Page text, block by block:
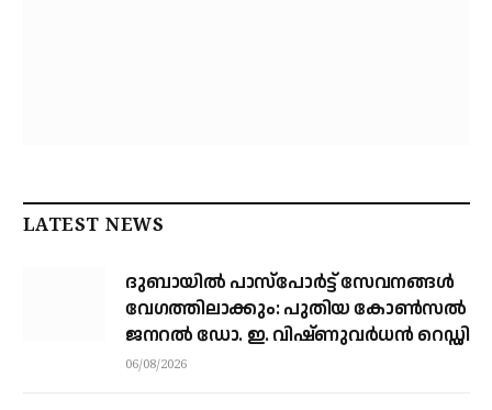
LATEST NEWS
ദുബായിൽ പാസ്‌പോർട്ട് സേവനങ്ങൾ
വേഗത്തിലാക്കും: പുതിയ കോൺസൽ
ജനറൽ ഡോ. ഇ. വിഷ്ണുവർധൻ റെഡ്ഡി
06/08/2026